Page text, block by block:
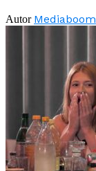
Autor Mediaboom